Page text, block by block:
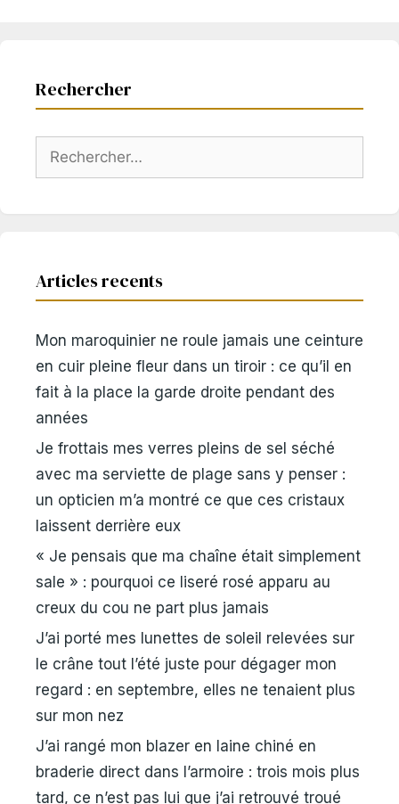
Rechercher
Rechercher :
Articles recents
Mon maroquinier ne roule jamais une ceinture
en cuir pleine fleur dans un tiroir : ce qu’il en
fait à la place la garde droite pendant des
années
Je frottais mes verres pleins de sel séché
avec ma serviette de plage sans y penser :
un opticien m’a montré ce que ces cristaux
laissent derrière eux
« Je pensais que ma chaîne était simplement
sale » : pourquoi ce liseré rosé apparu au
creux du cou ne part plus jamais
J’ai porté mes lunettes de soleil relevées sur
le crâne tout l’été juste pour dégager mon
regard : en septembre, elles ne tenaient plus
sur mon nez
J’ai rangé mon blazer en laine chiné en
braderie direct dans l’armoire : trois mois plus
tard, ce n’est pas lui que j’ai retrouvé troué